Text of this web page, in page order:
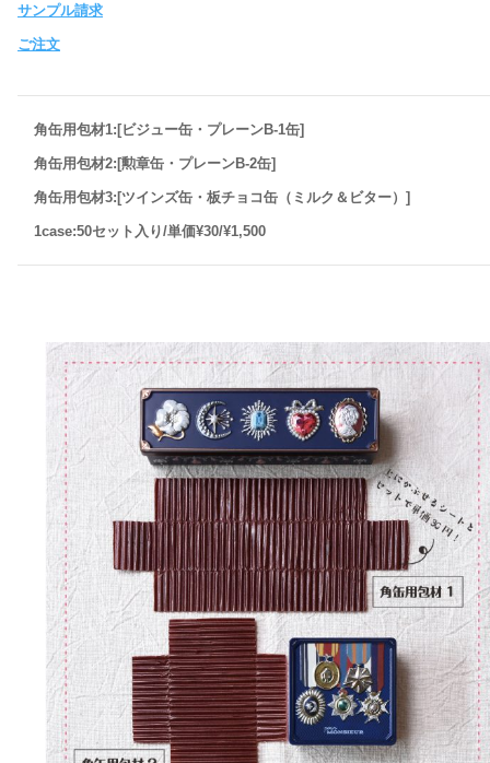
サンプル請求
ご注文
角缶用包材1:[ビジュー缶・プレーンB-1缶]
角缶用包材2:[勲章缶・プレーンB-2缶]
角缶用包材3:[ツインズ缶・板チョコ缶（ミルク＆ビター）]
1case:50セット入り/単価¥30/¥1,500